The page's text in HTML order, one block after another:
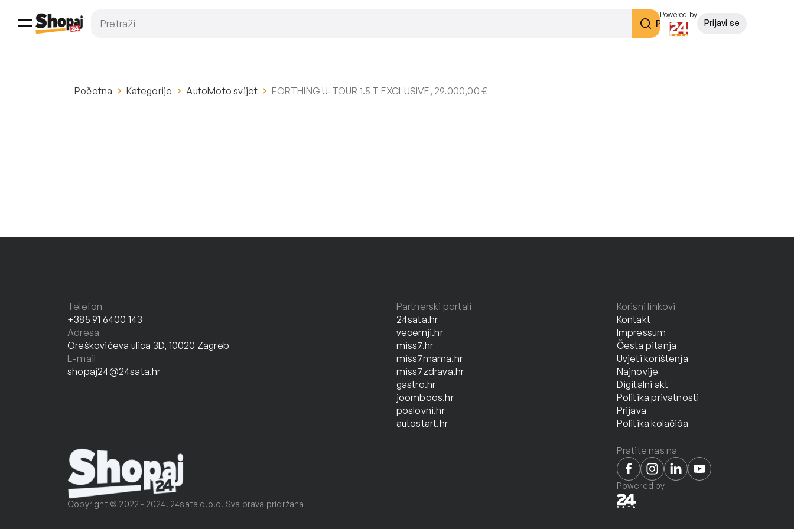
Pretraži
Powered by
Prijavi se
Početna Kategorije AutoMoto svijet FORTHING U-TOUR 1.5 T EXCLUSIVE, 29.000,00 €
Telefon
+385 91 6400 143
Adresa
Oreškovićeva ulica 3D, 10020 Zagreb
E-mail
shopaj24@24sata.hr
Copyright © 2022 - 2024. 24sata d.o.o. Sva prava pridržana
Partnerski portali
24sata.hr
vecernji.hr
miss7.hr
miss7mama.hr
miss7zdrava.hr
gastro.hr
joomboos.hr
poslovni.hr
autostart.hr
Korisni linkovi
Kontakt
Impressum
Česta pitanja
Uvjeti korištenja
Najnovije
Digitalni akt
Politika privatnosti
Prijava
Politika kolačića
Pratite nas na
Powered by